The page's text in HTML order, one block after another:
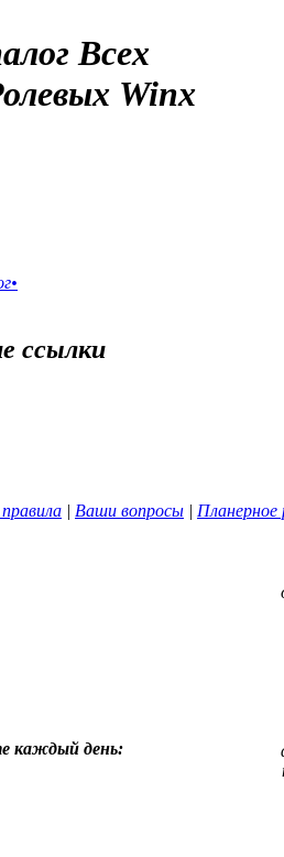
Всех
Winx
ссылки
| Ваши вопросы | Планерное
каждый день: